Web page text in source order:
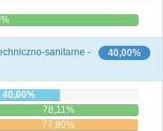
40,00%
sanitarne -
40,00%
78,11%
77,80%